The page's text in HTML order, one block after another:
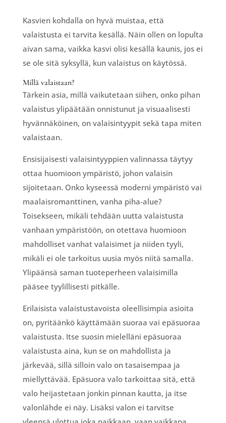
Kasvien kohdalla on hyvä muistaa, että
valaistusta ei tarvita kesällä. Näin ollen on lopulta
aivan sama, vaikka kasvi olisi kesällä kaunis, jos ei
se ole sitä syksyllä, kun valaistus on käytössä.
Millä valaistaan?
Tärkein asia, millä vaikutetaan siihen, onko pihan
valaistus ylipäätään onnistunut ja visuaalisesti
hyvännäköinen, on valaisintyypit sekä tapa miten
valaistaan.
Ensisijaisesti valaisintyyppien valinnassa täytyy
ottaa huomioon ympäristö, johon valaisin
sijoitetaan. Onko kyseessä moderni ympäristö vai
maalaisromanttinen, vanha piha-alue?
Toisekseen, mikäli tehdään uutta valaistusta
vanhaan ympäristöön, on otettava huomioon
mahdolliset vanhat valaisimet ja niiden tyyli,
mikäli ei ole tarkoitus uusia myös niitä samalla.
Ylipäänsä saman tuoteperheen valaisimilla
pääsee tyylillisesti pitkälle.
Erilaisista valaistustavoista oleellisimpia asioita
on, pyritäänkö käyttämään suoraa vai epäsuoraa
valaistusta. Itse suosin mielelläni epäsuoraa
valaistusta aina, kun se on mahdollista ja
järkevää, sillä silloin valo on tasaisempaa ja
miellyttävää. Epäsuora valo tarkoittaa sitä, että
valo heijastetaan jonkin pinnan kautta, ja itse
valonlähde ei näy. Lisäksi valon ei tarvitse